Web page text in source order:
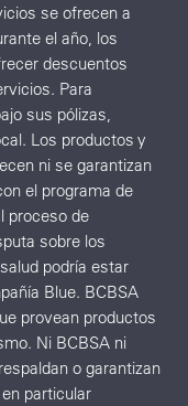
se ofrecen a
el año, los
descuentos
Para
sus pólizas,
Los productos y
ni se garantizan
el programa de
proceso de
sobre los
podría estar
Blue. BCBSA
provean productos
Ni BCBSA ni
o garantizan
particular